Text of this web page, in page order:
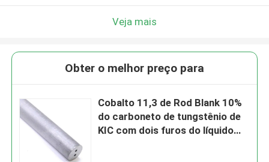
Veja mais
Obter o melhor preço para
Cobalto 11,3 de Rod Blank 10%
do carboneto de tungstênio de
KIC com dois furos do líquido